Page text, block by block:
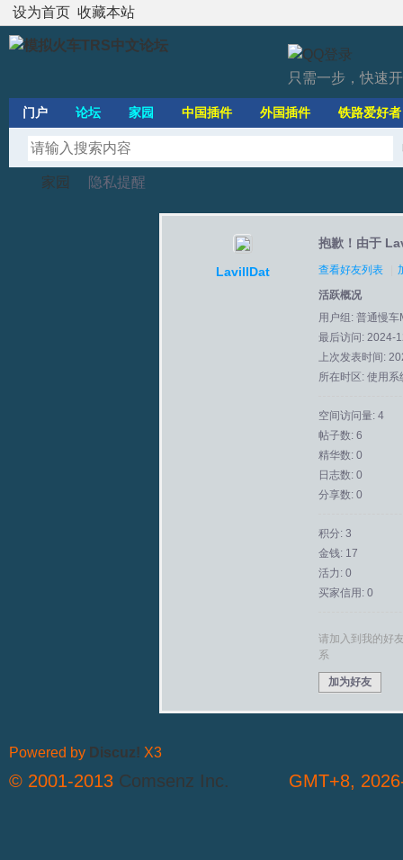
设为首页 收藏本站
只需一步，快速
门户 论坛 家园 中国插件 外国插件 铁路爱好者
家园 隐私提醒
LavillDat
抱歉！由于
查看好友列表
活跃概况
用户组: 普通慢车
最后访问: 2024-
上次发表时间:
所在时区: 使用系
空间访问量: 4
帖子数: 6
精华数: 0
日志数: 0
分享数: 0
积分: 3
金钱: 17
活力: 0
买家信用: 0
请加入到我的好
系
加为好友
GMT+8,
Powered by Discuz! X3
© 2001-2013 Comsenz Inc.